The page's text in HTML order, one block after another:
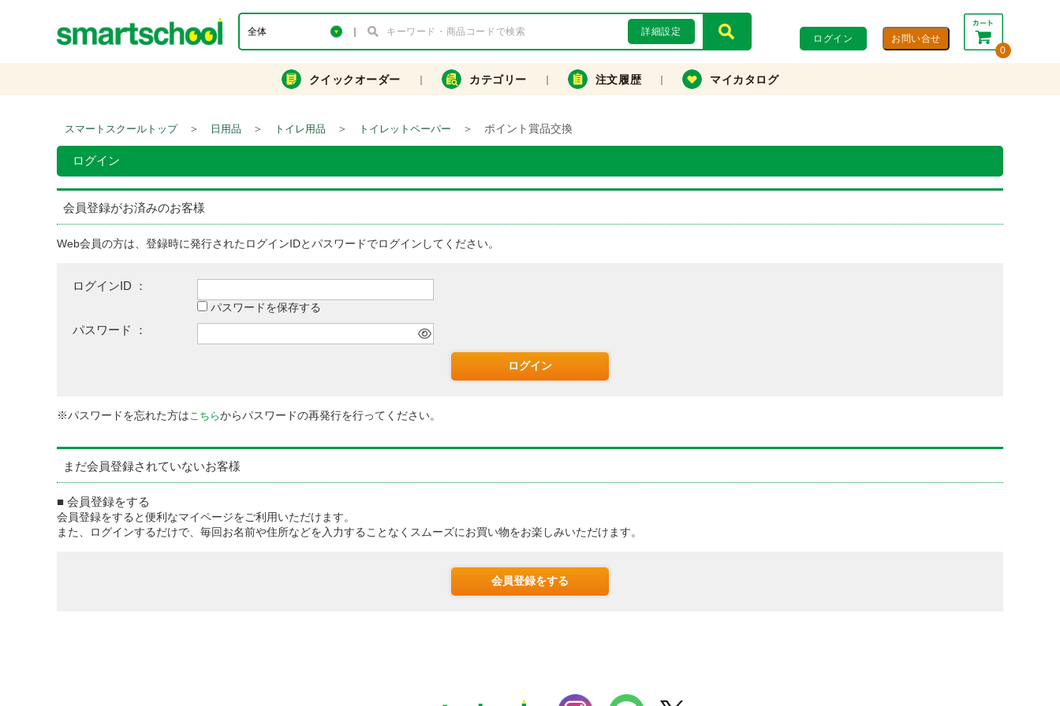
詳細設定
ログイン
0
合計： 0円
カートを見る・注文する
クイックオーダー カテゴリー 注文履歴 マイカタログ
スマートスクールトップ ＞ 日用品 ＞ トイレ用品 ＞ トイレットペーパー ＞ ポイント賞品交換
ログイン
会員登録がお済みのお客様
Web会員の方は、登録時に発行されたログインIDとパスワードでログインしてください。
ログインID ：
パスワードを保存する
パスワード ：
※パスワードを忘れた方はこちらからパスワードの再発行を行ってください。
まだ会員登録されていないお客様
■ 会員登録をする
会員登録をすると便利なマイページをご利用いただけます。
また、ログインするだけで、毎回お名前や住所などを入力することなくスムーズにお買い物をお楽しみいただけます。
会員登録をする